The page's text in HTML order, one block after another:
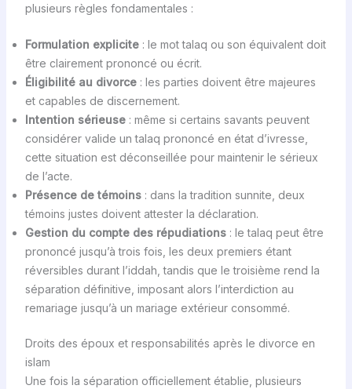
plusieurs règles fondamentales :
Formulation explicite: le mot talaq ou son équivalent doit
être clairement prononcé ou écrit.
Éligibilité au divorce: les parties doivent être majeures
et capables de discernement.
Intention sérieuse: même si certains savants peuvent
considérer valide un talaq prononcé en état d’ivresse,
cette situation est déconseillée pour maintenir le sérieux
de l’acte.
Présence de témoins: dans la tradition sunnite, deux
témoins justes doivent attester la déclaration.
Gestion du compte des répudiations: le talaq peut être
prononcé jusqu’à trois fois, les deux premiers étant
réversibles durant l’iddah, tandis que le troisième rend la
séparation définitive, imposant alors l’interdiction au
remariage jusqu’à un mariage extérieur consommé.
Droits des époux et responsabilités après le divorce en
islam
Une fois la séparation officiellement établie, plusieurs